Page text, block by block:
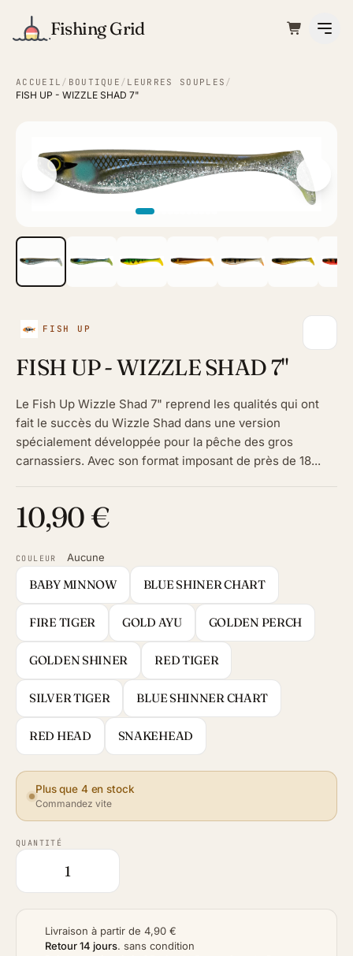
Fishing Grid
ACCUEIL / BOUTIQUE / LEURRES SOUPLES /
FISH UP - WIZZLE SHAD 7"
FISH UP
FISH UP - WIZZLE SHAD 7"
Le Fish Up Wizzle Shad 7" reprend les qualités qui ont
fait le succès du Wizzle Shad dans une version
spécialement développée pour la pêche des gros
carnassiers. Avec son format imposant de près de 18...
10,90 €
COULEUR Aucune
BABY MINNOW BLUE SHINER CHART
FIRE TIGER GOLD AYU GOLDEN PERCH
GOLDEN SHINER RED TIGER
SILVER TIGER BLUE SHINNER CHART
RED HEAD SNAKEHEAD
Plus que 4 en stock
Commandez vite
QUANTITÉ
Livraison à partir de 4,90 €
Retour 14 jours. sans condition